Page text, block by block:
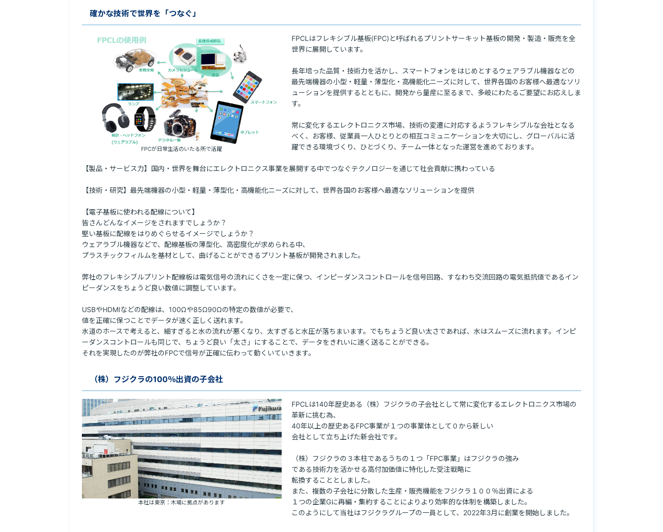
確かな技術で世界を「つなぐ」
FPCが日常生活のいたる所で活躍
FPCLはフレキシブル基板(FPC)と呼ばれるプリントサーキット基板の開発・製造・販売を全
世界に展開しています。
長年培った品質・技術力を活かし、スマートフォンをはじめとするウェアラブル機器などの
最先端機器の小型・軽量・薄型化・高機能化ニーズに対して、世界各国のお客様へ最適なソリ
ューションを提供するとともに、開発から量産に至るまで、多岐にわたるご要望にお応えしま
す。
常に変化するエレクトロニクス市場、技術の変遷に対応するようフレキシブルな会社となる
べく、お客様、従業員一人ひとりとの相互コミュニケーションを大切にし、グローバルに活
躍できる環境づくり、ひとづくり、チーム一体となった運営を進めております。
【製品・サービス力】国内・世界を舞台にエレクトロニクス事業を展開する中でつなぐテクノロジーを通じて社会貢献に携わっている
【技術・研究】最先端機器の小型・軽量・薄型化・高機能化ニーズに対して、世界各国のお客様へ最適なソリューションを提供
【電子基板に使われる配線について】
皆さんどんなイメージをされますでしょうか？
堅い基板に配線をはりめぐらせるイメージでしょうか？
ウェアラブル機器などで、配線基板の薄型化、高密度化が求められる中、
プラスチックフィルムを基材として、曲げることができるプリント基板が開発されました。
弊社のフレキシブルプリント配線板は電気信号の流れにくさを一定に保つ、インピーダンスコントロールを信号回路、すなわち交流回路の電気抵抗値であるイン
ピーダンスをちょうど良い数値に調整しています。
USBやHDMIなどの配線は、100Ωや85Ω90Ωの特定の数値が必要で、
値を正確に保つことでデータが速く正しく送れます。
水道のホースで考えると、細すぎると水の流れが悪くなり、太すぎると水圧が落ちまいます。でもちょうど良い太さであれば、水はスムーズに流れます。インピ
ーダンスコントロールも同じで、ちょうど良い「太さ」にすることで、データをきれいに速く送ることができる。
それを実現したのが弊社のFPCで信号が正確に伝わって動くいていきます。
（株）フジクラの100％出資の子会社
本社は東京：木場に拠点があります
FPCLは140年歴史ある（株）フジクラの子会社として常に変化するエレクトロニクス市場の
革新に挑む為、
40年以上の歴史あるFPC事業が１つの事業体として０から新しい
会社として立ち上げた新会社です。
（株）フジクラの３本柱であるうちの１つ「FPC事業」はフジクラの強み
である技術力を活かせる高付加価値に特化した受注戦略に
転換することとしました。
また、複数の子会社に分散した生産・販売機能をフジクラ１００％出資による
１つの企業Gに再編・集約することによりより効率的な体制を構築しました。
このようにして当社はフジクラグループの一員として、2022年3月に創業を開始しました。